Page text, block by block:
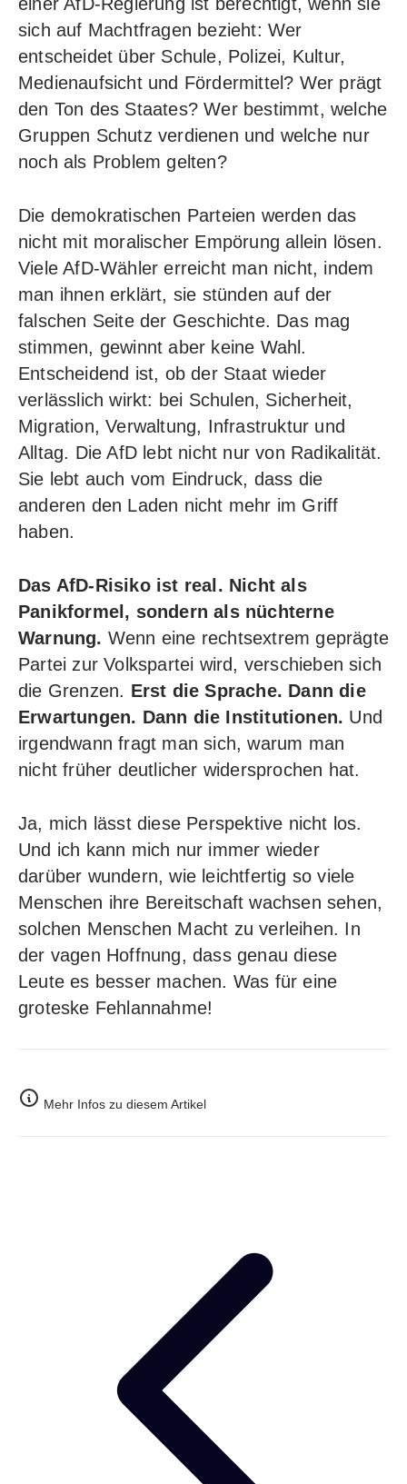
sich auf Machtfragen bezieht: Wer
entscheidet über Schule, Polizei, Kultur,
Medienaufsicht und Fördermittel? Wer prägt
den Ton des Staates? Wer bestimmt, welche
Gruppen Schutz verdienen und welche nur
noch als Problem gelten?
Die demokratischen Parteien werden das
nicht mit moralischer Empörung allein lösen.
Viele AfD-Wähler erreicht man nicht, indem
man ihnen erklärt, sie stünden auf der
falschen Seite der Geschichte. Das mag
stimmen, gewinnt aber keine Wahl.
Entscheidend ist, ob der Staat wieder
verlässlich wirkt: bei Schulen, Sicherheit,
Migration, Verwaltung, Infrastruktur und
Alltag. Die AfD lebt nicht nur von Radikalität.
Sie lebt auch vom Eindruck, dass die
anderen den Laden nicht mehr im Griff
haben.
Das AfD-Risiko ist real. Nicht als
Panikformel, sondern als nüchterne
Warnung. Wenn eine rechtsextrem geprägte
Partei zur Volkspartei wird, verschieben sich
die Grenzen. Erst die Sprache. Dann die
Erwartungen. Dann die Institutionen. Und
irgendwann fragt man sich, warum man
nicht früher deutlicher widersprochen hat.
Ja, mich lässt diese Perspektive nicht los.
Und ich kann mich nur immer wieder
darüber wundern, wie leichtfertig so viele
Menschen ihre Bereitschaft wachsen sehen,
solchen Menschen Macht zu verleihen. In
der vagen Hoffnung, dass genau diese
Leute es besser machen. Was für eine
groteske Fehlannahme!
Mehr Infos zu diesem Artikel